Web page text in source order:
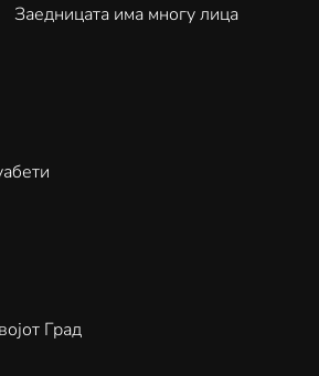
Заедницата има многу лица
Град